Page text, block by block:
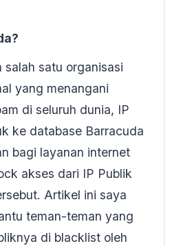
salah satu organisasi
yang menangani
di seluruh dunia, IP
ke database Barracuda
bagi layanan internet
akses dari IP Publik
Artikel ini saya
teman-teman yang
di blacklist oleh